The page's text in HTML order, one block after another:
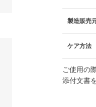
製造販売
ケア方法
ご使用の
添付文書